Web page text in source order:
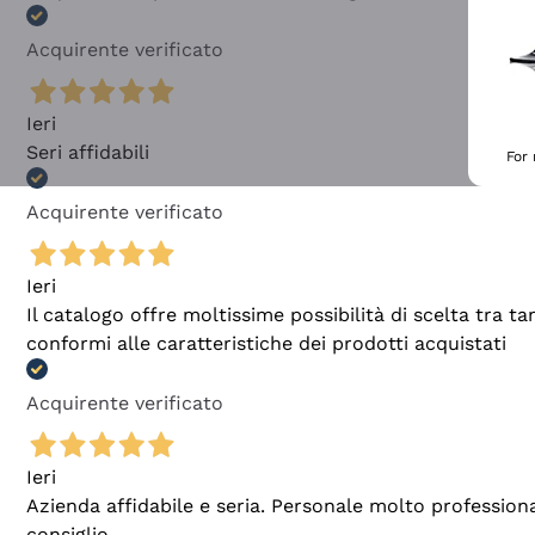
Acquirente verificato
Ieri
Seri affidabili
Acquirente verificato
Ieri
Il catalogo offre moltissime possibilità di scelta tra
conformi alle caratteristiche dei prodotti acquistati
Acquirente verificato
Ieri
Azienda affidabile e seria. Personale molto
For